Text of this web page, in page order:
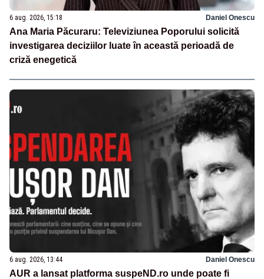
6 aug. 2026, 15:18 Daniel Onescu
Ana Maria Păcuraru: Televiziunea Poporului solicită
investigarea deciziilor luate în această perioadă de
criză enegetică
6 aug. 2026, 13:44 Daniel Onescu
AUR a lansat platforma suspeND.ro unde poate fi